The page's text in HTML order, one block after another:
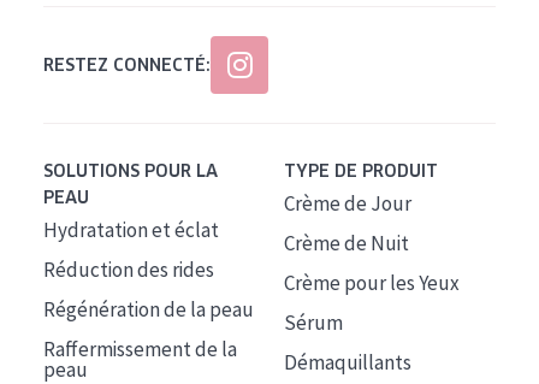
Âge : 55+
RESTEZ CONNECTÉ:
SOLUTIONS POUR LA
PEAU
Hydratation et éclat
Réduction des rides
Régénération de la peau
Raffermissement de la
peau
TYPE DE PRODUIT
Crème de Jour
Crème de Nuit
Crème pour les Yeux
Sérum
Démaquillants